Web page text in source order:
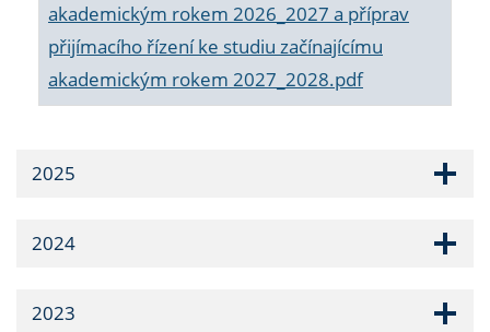
akademickým rokem 2026_2027 a příprav
přijímacího řízení ke studiu začínajícímu
akademickým rokem 2027_2028.pdf
2025
2024
2023